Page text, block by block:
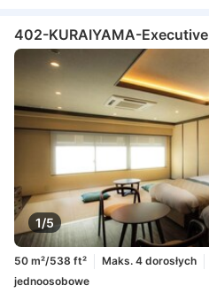
402-KURAIYAMA-Executive
1/5
50 m²/538 ft² Maks. 4 dorosłych
jednoosobowe